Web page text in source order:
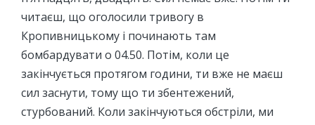
читаєш, що оголосили тривогу в
Кропивницькому і починають там
бомбардувати о 04.50. Потім, коли це
закінчується протягом години, ти вже не маєш
сил заснути, тому що ти збентежений,
стурбований. Коли закінчуються обстріли, ми